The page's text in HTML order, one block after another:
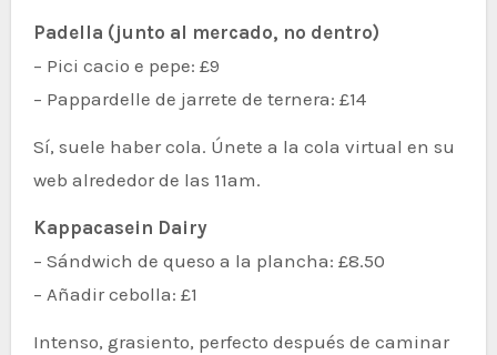
Padella (junto al mercado, no dentro)
– Pici cacio e pepe: £9
– Pappardelle de jarrete de ternera: £14
Sí, suele haber cola. Únete a la cola virtual en su
web alrededor de las 11am.
Kappacasein Dairy
– Sándwich de queso a la plancha: £8.50
– Añadir cebolla: £1
Intenso, grasiento, perfecto después de caminar